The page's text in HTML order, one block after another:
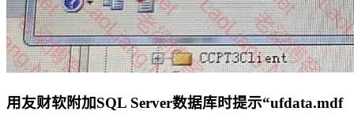
用友财软附加SQL Server数据库时提示“ufdata.mdf